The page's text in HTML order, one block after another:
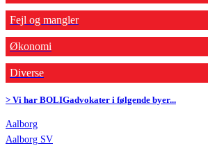
Fejl og mangler
Økonomi
Diverse
> Vi har BOLIGadvokater i følgende byer...
Aalborg
Aalborg SV